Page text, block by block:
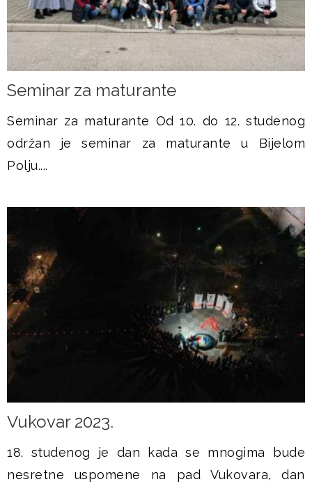
Seminar za maturante
Seminar za maturante Od 10. do 12. studenog
održan je seminar za maturante u Bijelom
Polju....
Vukovar 2023.
18. studenog je dan kada se mnogima bude
nesretne uspomene na pad Vukovara, dan